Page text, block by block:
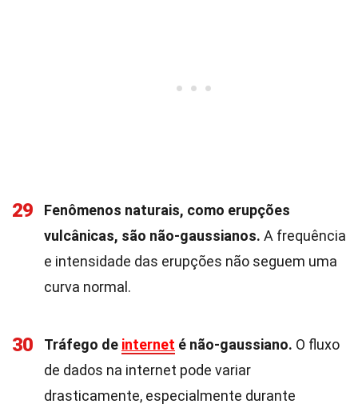
29
Fenômenos naturais, como erupções
vulcânicas, são não-gaussianos. A frequência
e intensidade das erupções não seguem uma
curva normal.
30 Tráfego de internet é não-gaussiano. O fluxo
de dados na internet pode variar
drasticamente, especialmente durante